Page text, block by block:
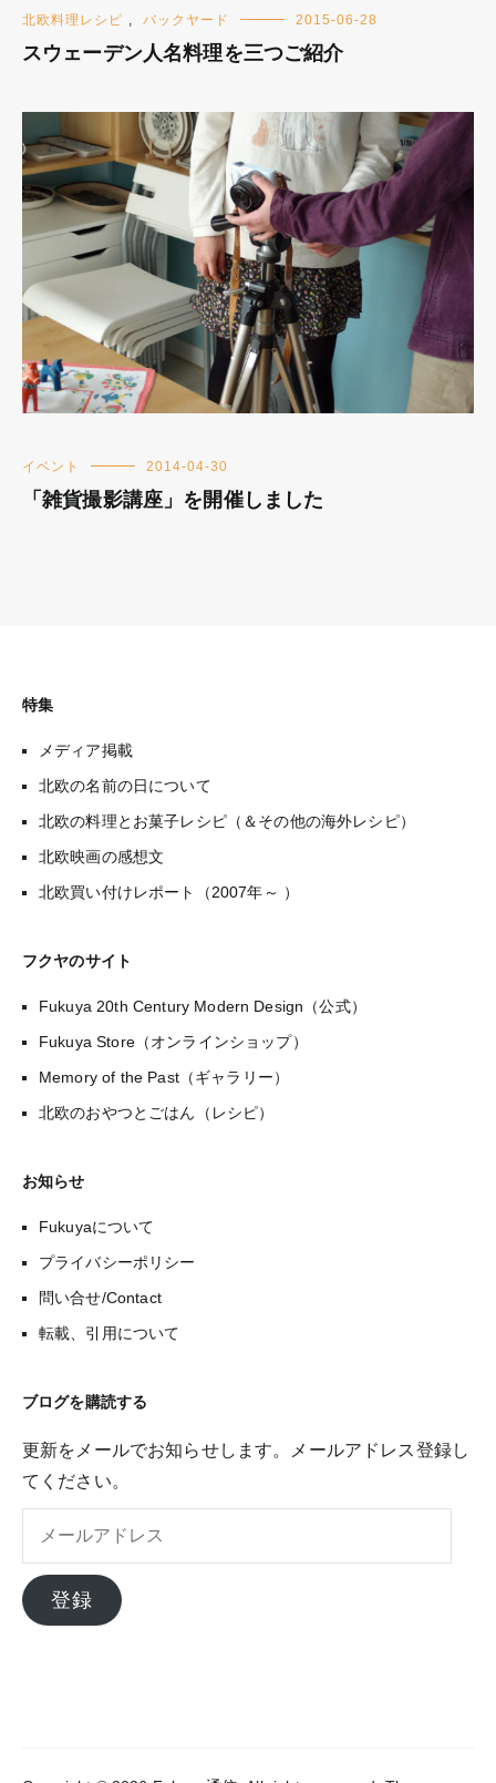
北欧料理レシピ バックヤード 2015-06-28
スウェーデン人名料理を三つご紹介
イベント 2014-04-30
「雑貨撮影講座」を開催しました
特集
メディア掲載
北欧の名前の日について
北欧の料理とお菓子レシピ（＆その他の海外レシピ）
北欧映画の感想文
北欧買い付けレポート（2007年～ ）
フクヤのサイト
Fukuya 20th Century Modern Design（公式）
Fukuya Store（オンラインショップ）
Memory of the Past（ギャラリー）
北欧のおやつとごはん（レシピ）
お知らせ
Fukuyaについて
プライバシーポリシー
問い合せ/Contact
転載、引用について
ブログを購読する
更新をメールでお知らせします。メールアドレス登録し
てください。
ル
ア
登録